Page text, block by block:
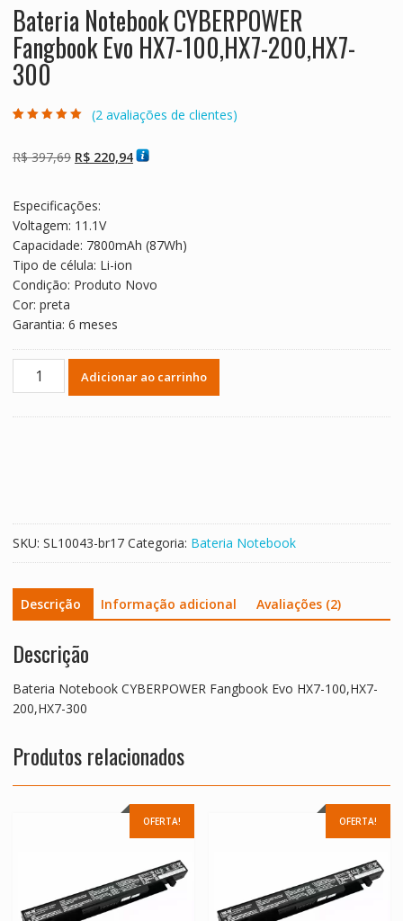
Bateria Notebook CYBERPOWER
Fangbook Evo HX7-100,HX7-200,HX7-
300
baseado em
avaliações de
(2avaliações de clientes)
R$397,69 O
era:
R$ 397,69.
R$220,94O
Especificações:
Voltagem: 11.1V
Capacidade: 7800mAh (87Wh)
Tipo de célula: Li-ion
Condição: Produto Novo
Cor: preta
Garantia: 6 meses
Bateria
300
quantidade
Adicionar ao carrinho
SKU: SL10043-br17 Categoria: Bateria Notebook
Descrição Informação adicional Avaliações (2)
Descrição
Bateria Notebook CYBERPOWER Fangbook Evo HX7-100,HX7-
200,HX7-300
Produtos relacionados
OFERTA! OFERTA!